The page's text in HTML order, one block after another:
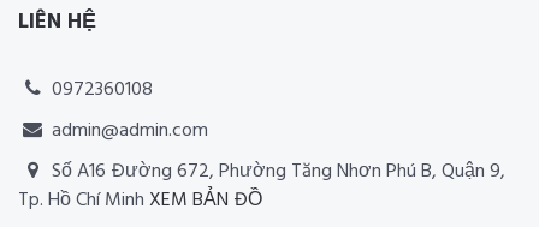
LIÊN HỆ
0972360108
admin@admin.com
Số A16 Đường 672, Phường Tăng Nhơn Phú B, Quận 9,
Tp. Hồ Chí Minh XEM BẢN ĐỒ